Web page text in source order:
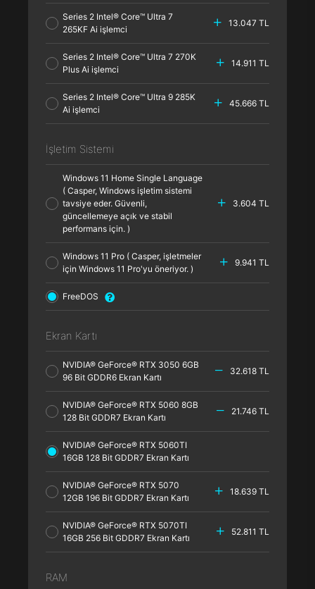
Series 2 Intel® Core™ Ultra 7
265KF Ai işlemci
13.047 TL
Series 2 Intel® Core™ Ultra 7 270K
Plus Ai işlemci
14.911 TL
Series 2 Intel® Core™ Ultra 9 285K
Ai işlemci
45.666 TL
İşletim Sistemi
Windows 11 Home Single Language
( Casper, Windows işletim sistemi
tavsiye eder. Güvenli,
güncellemeye açık ve stabil
performans için. )
3.604 TL
Windows 11 Pro ( Casper, işletmeler
için Windows 11 Pro'yu öneriyor. )
9.941 TL
FreeDOS
Ekran Kartı
NVIDIA® GeForce® RTX 3050 6GB
96 Bit GDDR6 Ekran Kartı
32.618 TL
NVIDIA® GeForce® RTX 5060 8GB
128 Bit GDDR7 Ekran Kartı
21.746 TL
NVIDIA® GeForce® RTX 5060TI
16GB 128 Bit GDDR7 Ekran Kartı
NVIDIA® GeForce® RTX 5070
12GB 196 Bit GDDR7 Ekran Kartı
18.639 TL
NVIDIA® GeForce® RTX 5070TI
16GB 256 Bit GDDR7 Ekran Kartı
52.811 TL
RAM